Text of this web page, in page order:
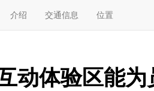
介绍 交通信息 位置
动体验区能